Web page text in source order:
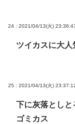
24 : 2021/04/13(火)
ツイカスに大人
25 : 2021/04/13(火)
下に灰落とし
ゴミカス